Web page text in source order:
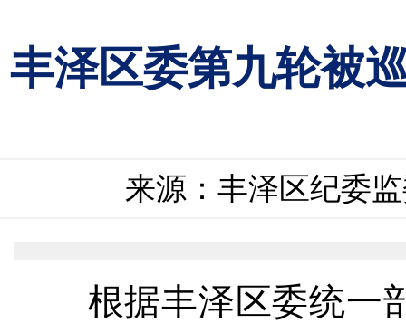
丰泽区委第九轮被
来源：丰泽区纪委
根据丰泽区委统一部